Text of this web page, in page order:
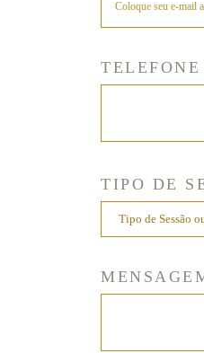
TIPO DE